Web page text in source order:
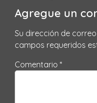
Agregue un
Su dirección de
campos requeridos
Comentario *